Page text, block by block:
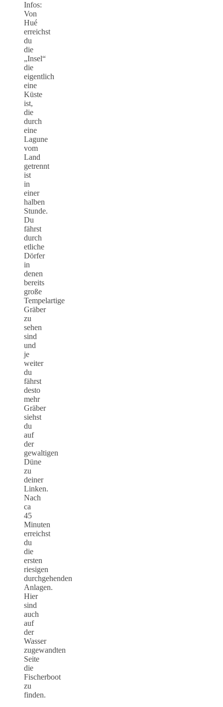
Infos:
Von
Hué
erreichst
du
die
„Insel“
die
eigentlich
eine
Küste
ist,
die
durch
eine
Lagune
vom
Land
getrennt
ist
in
einer
halben
Stunde.
Du
fährst
durch
etliche
Dörfer
in
denen
bereits
große
Tempelartige
Gräber
zu
sehen
sind
und
je
weiter
du
fährst
desto
mehr
Gräber
siehst
du
auf
der
gewaltigen
Düne
zu
deiner
Linken.
Nach
ca
45
Minuten
erreichst
du
die
ersten
riesigen
durchgehenden
Anlagen.
Hier
sind
auch
auf
der
Wasser
zugewandten
Seite
die
Fischerboot
zu
finden.